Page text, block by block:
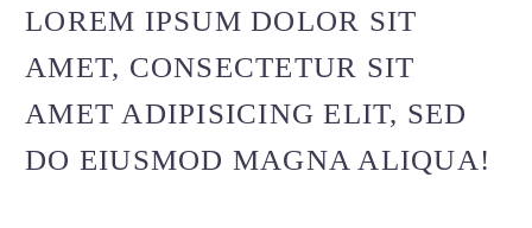
LOREM IPSUM DOLOR SIT
AMET, CONSECTETUR SIT
AMET ADIPISICING ELIT, SED
DO EIUSMOD MAGNA ALIQUA!